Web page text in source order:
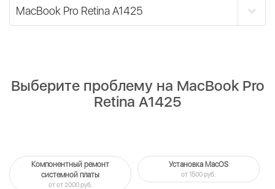
Выберите проблему на MacBook Pro
Retina A1425
Компонентный ремонт
системной платы
от от 2000 руб.
Установка MacOS
от 1500 руб.